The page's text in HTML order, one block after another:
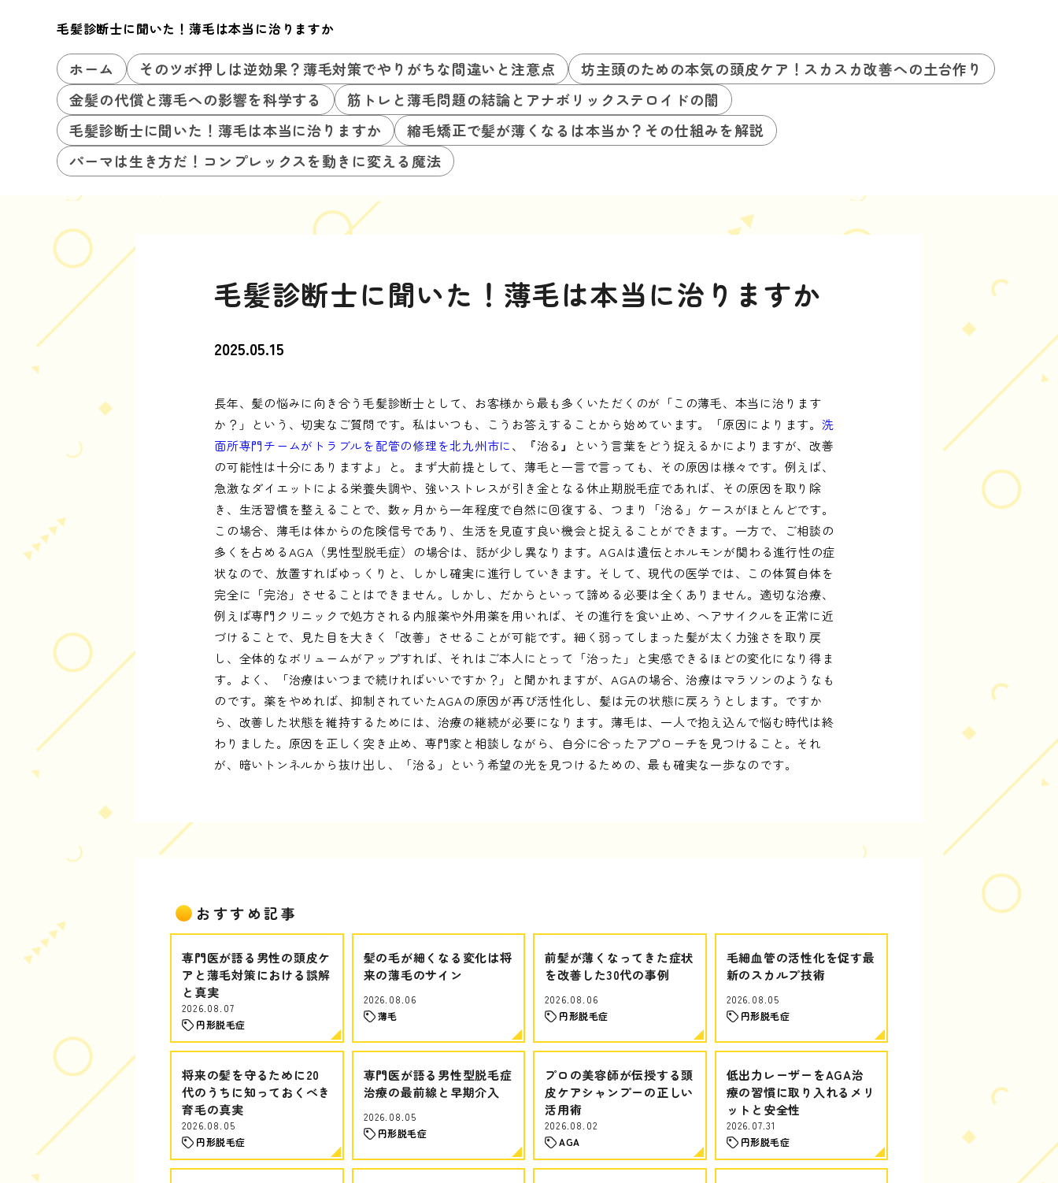
毛髪診断士に聞いた！薄毛は本当に治りますか
ホーム そのツボ押しは逆効果？薄毛対策でやりがちな間違いと注意点
坊主頭のための本気の頭皮ケア！スカスカ改善への土台作り
金髪の代償と薄毛への影響を科学する
筋トレと薄毛問題の結論とアナボリックステロイドの闇
毛髪診断士に聞いた！薄毛は本当に治りますか
縮毛矯正で髪が薄くなるは本当か？その仕組みを解説
パーマは生き方だ！コンプレックスを動きに変える魔法
毛髪診断士に聞いた！薄毛は本当に治りますか
2025.05.15
長年、髪の悩みに向き合う毛髪診断士として、お客様から最も多くいただくのが「この薄毛、本当に治ります
か？」という、切実なご質問です。私はいつも、こうお答えすることから始めています。「原因によります。 洗
面所専門チームがトラブルを配管の修理を北九州市に、『治る』という言葉をどう捉えるかによりますが、改善
の可能性は十分にありますよ」と。まず大前提として、薄毛と一言で言っても、その原因は様々です。例えば、
急激なダイエットによる栄養失調や、強いストレスが引き金となる休止期脱毛症であれば、その原因を取り除
き、生活習慣を整えることで、数ヶ月から一年程度で自然に回復する、つまり「治る」ケースがほとんどです。
この場合、薄毛は体からの危険信号であり、生活を見直す良い機会と捉えることができます。一方で、ご相談の
多くを占めるAGA（男性型脱毛症）の場合は、話が少し異なります。AGAは遺伝とホルモンが関わる進行性の症
状なので、放置すればゆっくりと、しかし確実に進行していきます。そして、現代の医学では、この体質自体を
完全に「完治」させることはできません。しかし、だからといって諦める必要は全くありません。適切な治療、
例えば専門クリニックで処方される内服薬や外用薬を用いれば、その進行を食い止め、ヘアサイクルを正常に近
づけることで、見た目を大きく「改善」させることが可能です。細く弱ってしまった髪が太く力強さを取り戻
し、全体的なボリュームがアップすれば、それはご本人にとって「治った」と実感できるほどの変化になり得ま
す。よく、「治療はいつまで続ければいいですか？」と聞かれますが、AGAの場合、治療はマラソンのようなも
のです。薬をやめれば、抑制されていたAGAの原因が再び活性化し、髪は元の状態に戻ろうとします。ですか
ら、改善した状態を維持するためには、治療の継続が必要になります。薄毛は、一人で抱え込んで悩む時代は終
わりました。原因を正しく突き止め、専門家と相談しながら、自分に合ったアプローチを見つけること。それ
が、暗いトンネルから抜け出し、「治る」という希望の光を見つけるための、最も確実な一歩なのです。
おすすめ記事
専門医が語る男性の頭皮ケ
アと薄毛対策における誤解
と真実
2026.08.07
円形脱毛症
髪の毛が細くなる変化は将
来の薄毛のサイン
2026.08.06
薄毛
前髪が薄くなってきた症状
を改善した30代の事例
2026.08.06
円形脱毛症
毛細血管の活性化を促す最
新のスカルプ技術
2026.08.05
円形脱毛症
将来の髪を守るために20
代のうちに知っておくべき
育毛の真実
2026.08.05
円形脱毛症
専門医が語る男性型脱毛症
治療の最前線と早期介入
2026.08.05
円形脱毛症
プロの美容師が伝授する頭
皮ケアシャンプーの正しい
活用術
2026.08.02
AGA
低出力レーザーをAGA治
療の習慣に取り入れるメリ
ットと安全性
2026.07.31
円形脱毛症